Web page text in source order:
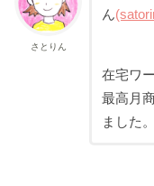
さとりん
ん
在宅ワ
最高月
ました